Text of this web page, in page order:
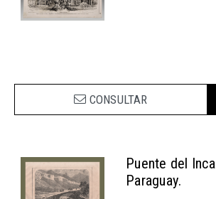
CONSULTAR
Puente del
Paraguay.